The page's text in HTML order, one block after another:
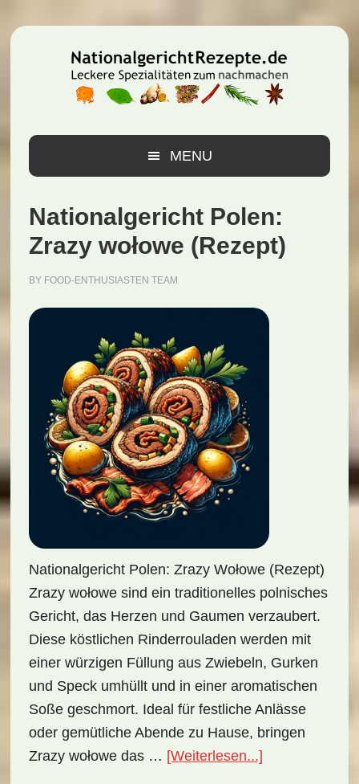
Hauptnavigation
Inhalt
Seitenspalte
MENU
Nationalgericht Polen:
Zrazy wołowe (Rezept)
BY FOOD-ENTHUSIASTEN TEAM
Nationalgericht Polen: Zrazy Wołowe (Rezept)
Zrazy wołowe sind ein traditionelles polnisches
Gericht, das Herzen und Gaumen verzaubert.
Diese köstlichen Rinderrouladen werden mit
einer würzigen Füllung aus Zwiebeln, Gurken
und Speck umhüllt und in einer aromatischen
Soße geschmort. Ideal für festliche Anlässe
oder gemütliche Abende zu Hause, bringen
Zrazy wołowe das … [Weiterlesen...]